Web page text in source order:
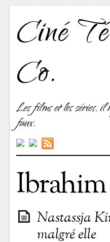
Ciné
Co.
Les films et les séries,
faux.
Nastassja
malgré elle